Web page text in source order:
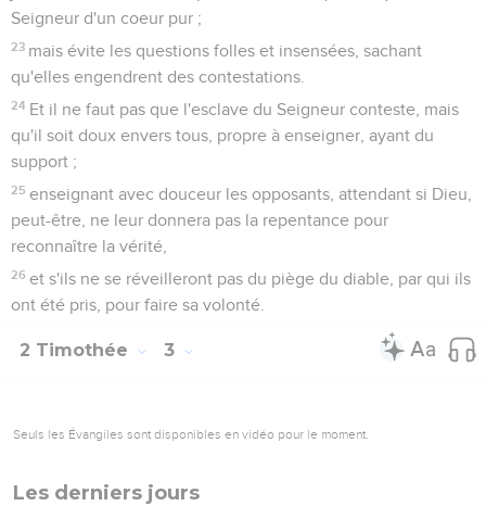
Seigneur d'un coeur pur ;
23 mais évite les questions folles et insensées, sachant
qu'elles engendrent des contestations.
24 Et il ne faut pas que l'esclave du Seigneur conteste, mais
qu'il soit doux envers tous, propre à enseigner, ayant du
support ;
25 enseignant avec douceur les opposants, attendant si Dieu,
peut-être, ne leur donnera pas la repentance pour
reconnaître la vérité,
26 et s'ils ne se réveilleront pas du piège du diable, par qui ils
ont été pris, pour faire sa volonté.
2 Timothée 3
Seuls les Évangiles sont disponibles en vidéo pour le moment.
Les derniers jours